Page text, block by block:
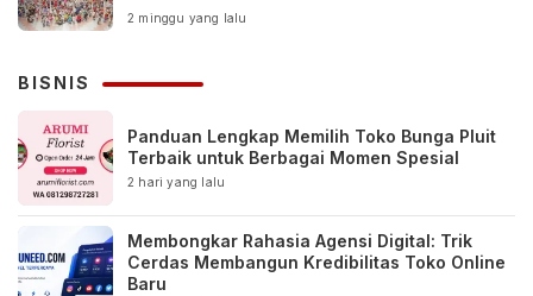
2 minggu yang lalu
BISNIS
Panduan Lengkap Memilih Toko Bunga Pluit
Terbaik untuk Berbagai Momen Spesial
2 hari yang lalu
Membongkar Rahasia Agensi Digital: Trik
Cerdas Membangun Kredibilitas Toko Online
Baru